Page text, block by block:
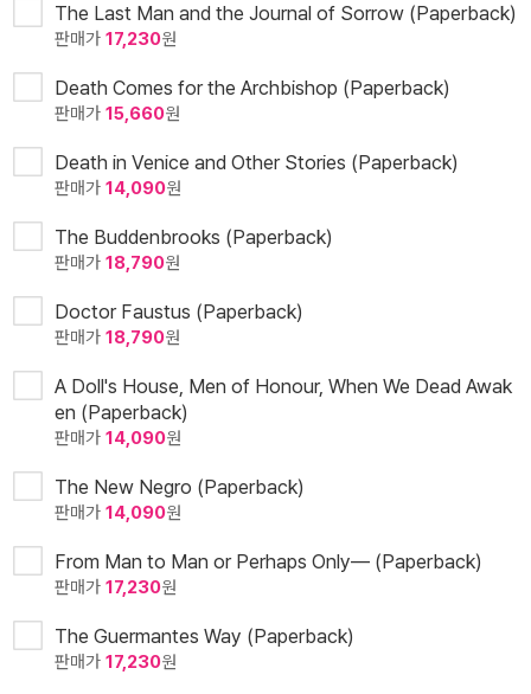
The Last Man and the Journal of Sorrow (Paperback)
판매가 17,230원
Death Comes for the Archbishop (Paperback)
판매가 15,660원
Death in Venice and Other Stories (Paperback)
판매가 14,090원
The Buddenbrooks (Paperback)
판매가 18,790원
Doctor Faustus (Paperback)
판매가 18,790원
A Doll's House, Men of Honour, When We Dead Awak
en (Paperback)
판매가 14,090원
The New Negro (Paperback)
판매가 14,090원
From Man to Man or Perhaps Only— (Paperback)
판매가 17,230원
The Guermantes Way (Paperback)
판매가 17,230원